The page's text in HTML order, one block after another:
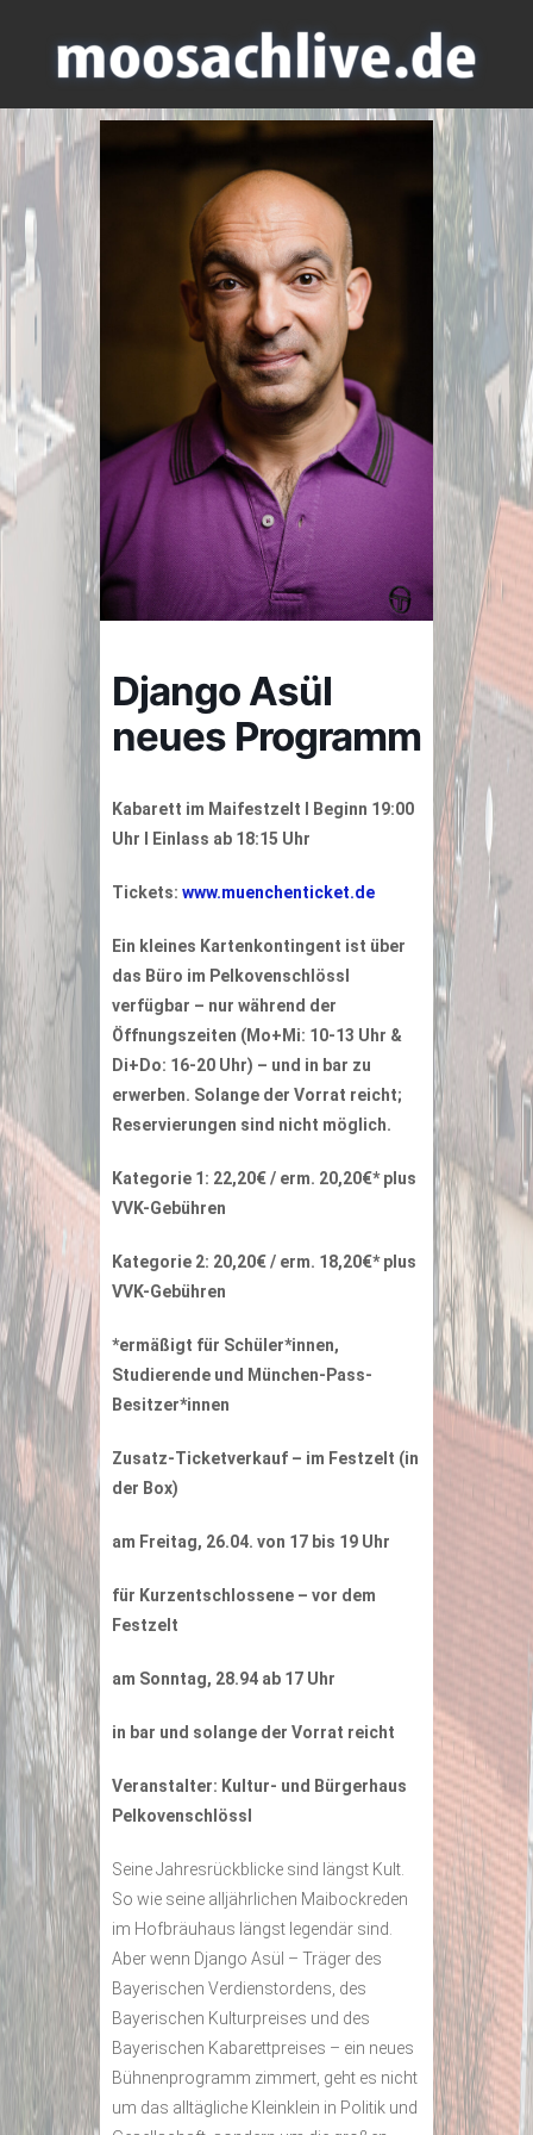
Django Asül
neues Programm
Kabarett im Maifestzelt I Beginn 19:00
Uhr I Einlass ab 18:15 Uhr
Tickets: www.muenchenticket.de
Ein kleines Kartenkontingent ist über
das Büro im Pelkovenschlössl
verfügbar – nur während der
Öffnungszeiten (Mo+Mi: 10-13 Uhr &
Di+Do: 16-20 Uhr) – und in bar zu
erwerben. Solange der Vorrat reicht;
Reservierungen sind nicht möglich.
Kategorie 1: 22,20€ / erm. 20,20€* plus
VVK-Gebühren
Kategorie 2: 20,20€ / erm. 18,20€* plus
VVK-Gebühren
*ermäßigt für Schüler*innen,
Studierende und München-Pass-
Besitzer*innen
Zusatz-Ticketverkauf – im Festzelt (in
der Box)
am Freitag, 26.04. von 17 bis 19 Uhr
für Kurzentschlossene – vor dem
Festzelt
am Sonntag, 28.94 ab 17 Uhr
in bar und solange der Vorrat reicht
Veranstalter: Kultur- und Bürgerhaus
Pelkovenschlössl
Seine Jahresrückblicke sind längst Kult.
So wie seine alljährlichen Maibockreden
im Hofbräuhaus längst legendär sind.
Aber wenn Django Asül – Träger des
Bayerischen Verdienstordens, des
Bayerischen Kulturpreises und des
Bayerischen Kabarettpreises – ein neues
Bühnenprogramm zimmert, geht es nicht
um das alltägliche Kleinklein in Politik und